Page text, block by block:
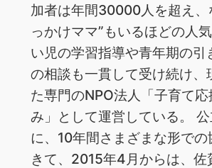
加者は年間30000人を超え、
っかけママ”もいるほどの人
い児の学習指導や青年期の引
の相談も一貫して受け続け、
た専門のNPO法人「子育て
み」として運営している。
に、10年間さまざまな形での
きて、2015年4月からは、佐